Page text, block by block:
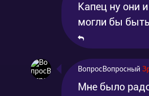
Капец ну они
могли бы
ВопросВопросный
Мне было